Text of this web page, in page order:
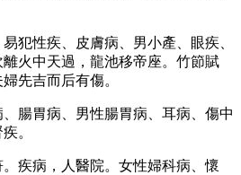
犯性疾、皮膚病、男小產、眼疾、
火中天過，龍池移帝座。竹節賦
先吉而后有傷。
腸胃病、男性腸胃病、耳病、傷中
。
疾病，人醫院。女性婦科病、懷